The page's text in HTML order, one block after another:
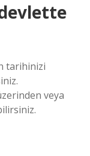
tarihinizi
veya